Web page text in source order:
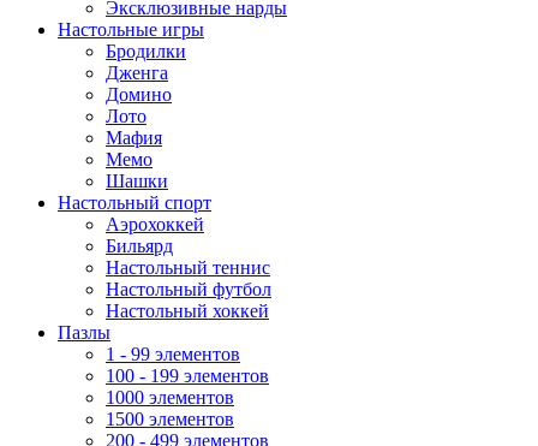
Эксклюзивные нарды
Настольные игры
Бродилки
Дженга
Домино
Лото
Мафия
Мемо
Шашки
Настольный спорт
Аэрохоккей
Бильярд
Настольный теннис
Настольный футбол
Настольный хоккей
Пазлы
1 - 99 элементов
100 - 199 элементов
1000 элементов
1500 элементов
200 - 499 элементов